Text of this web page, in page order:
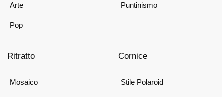
Arte
Pop
Puntinismo
Ritratto
Mosaico
Cornice
Stile Polaroid